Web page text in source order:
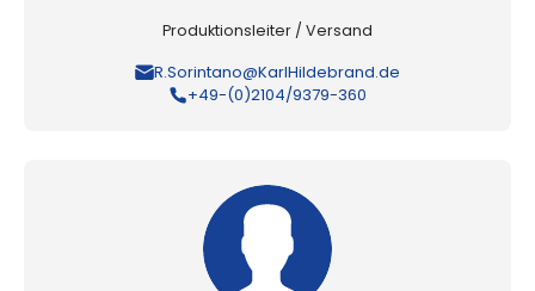
Produktionsleiter / Versand
R.Sorintano@KarlHildebrand.de
+49-(0)2104/9379-360